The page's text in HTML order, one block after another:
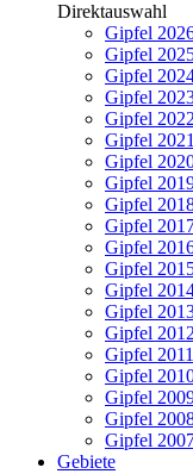
Direktauswahl
Gipfel
Gipfel
Gipfel
Gipfel
Gipfel
Gipfel
Gipfel
Gipfel
Gipfel
Gipfel
Gipfel
Gipfel
Gipfel
Gipfel
Gipfel
Gipfel
Gipfel
Gipfel
Gipfel
Gipfel
Gebiete